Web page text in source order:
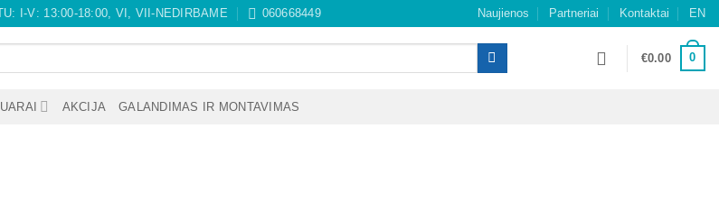
I-V: 13:00-18:00, VI, VII-NEDIRBAME 060668449 Naujienos Partneriai Kontaktai EN
€0.00 0
AKCIJA GALANDIMAS IR MONTAVIMAS